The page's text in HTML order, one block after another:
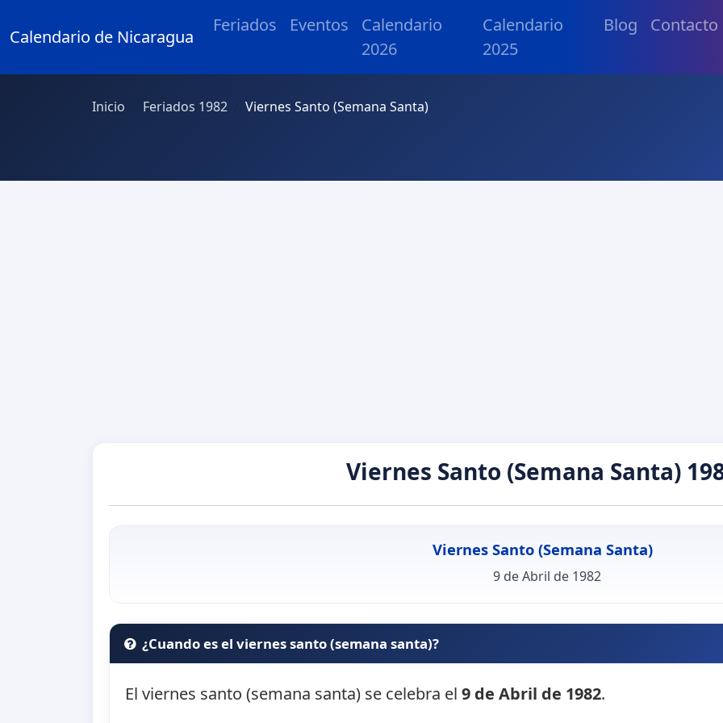
Calendario de Nicaragua
Feriados Eventos
Calendario
2026
Calendario
2025
Blog Contacto
Inicio Feriados 1982 Viernes Santo (Semana Santa)
Viernes Santo (Semana Santa)
Viernes Santo (Semana Santa)
9 de Abril de 1982
¿Cuando es el viernes santo (semana santa)?
El viernes santo (semana santa) se celebra el9 de Abril de 1982.